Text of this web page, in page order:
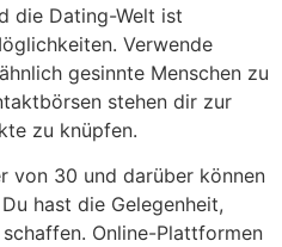
die Dating-Welt ist
Verwende
gesinnte Menschen zu
stehen dir zur
zu knüpfen.
von 30 und darüber können
hast die Gelegenheit,
Online-Plattformen